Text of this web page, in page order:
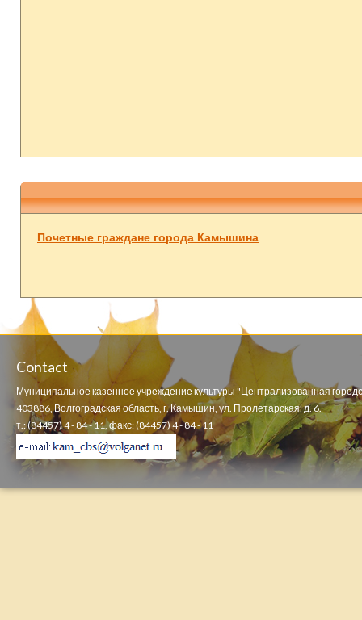
Почетные граждане города Камышина
Contact
Муниципальное казенное учреждение культуры "Централизованная
403886, Волгоградская область, г. Камышин, ул. Пролетарская, д. 6.
т.: (84457) 4 - 84 - 11, факс: (84457) 4 - 84 - 11